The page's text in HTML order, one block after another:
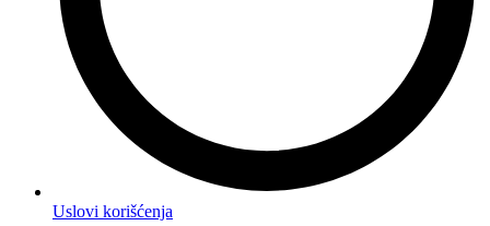
Uslovi korišćenja